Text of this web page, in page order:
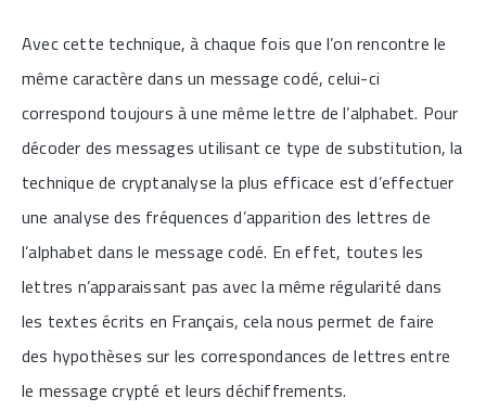
Avec cette technique, à chaque fois que l’on rencontre le
même caractère dans un message codé, celui-ci
correspond toujours à une même lettre de l’alphabet. Pour
décoder des messages utilisant ce type de substitution, la
technique de cryptanalyse la plus efficace est d’effectuer
une analyse des fréquences d’apparition des lettres de
l’alphabet dans le message codé. En effet, toutes les
lettres n’apparaissant pas avec la même régularité dans
les textes écrits en Français, cela nous permet de faire
des hypothèses sur les correspondances de lettres entre
le message crypté et leurs déchiffrements.